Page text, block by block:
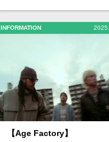
INFORMATION
【Age Factory】